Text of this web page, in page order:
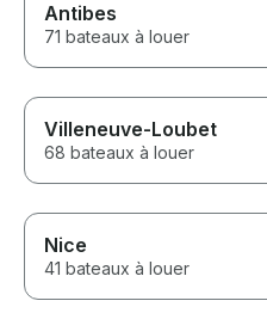
Antibes
71 bateaux à louer
Villeneuve-Loubet
68 bateaux à louer
Nice
41 bateaux à louer